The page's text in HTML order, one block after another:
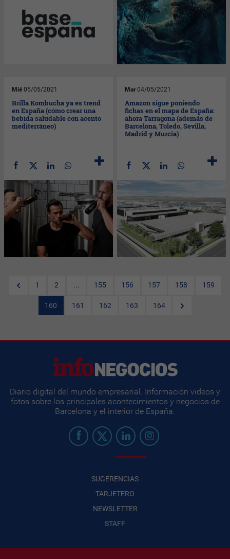
Mié 05/05/2021
Brilla Kombucha ya es trend
en España (cómo crear una
bebida saludable con acento
mediterráneo)
Mar 04/05/2021
Amazon sigue poniendo
fichas en el mapa de España:
ahora Tarragona (además de
Barcelona, Toledo, Sevilla,
Madrid y Murcia)
1 2 ... 155 156 157 158 159
160 161 162 163 164
Diario digital del mundo empresarial. Información videos y
fotos sobre los principales acontecimientos y negocios de
Barcelona y el interior de España.
SUGERENCIAS
TARJETERO
NEWSLETTER
STAFF